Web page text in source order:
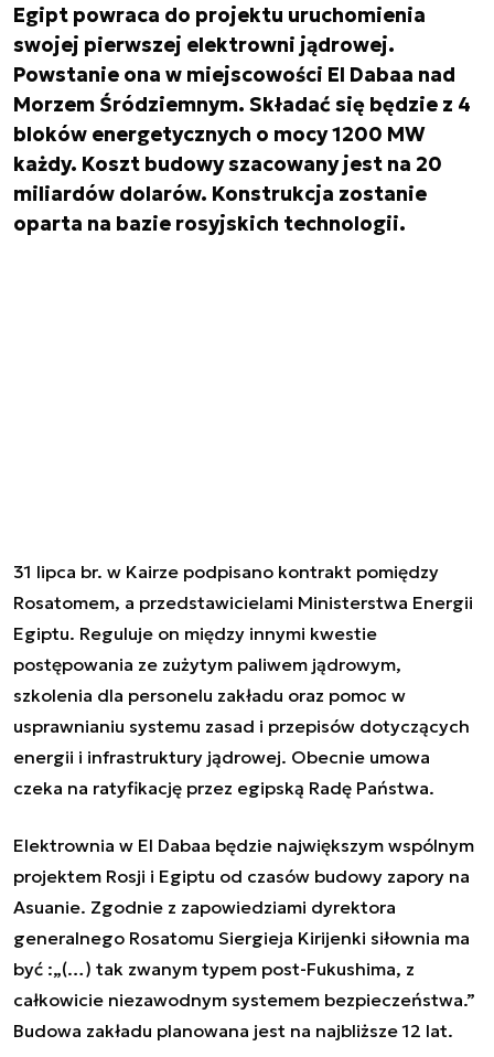
Egipt powraca do projektu uruchomienia
swojej pierwszej elektrowni jądrowej.
Powstanie ona w miejscowości El Dabaa nad
Morzem Śródziemnym. Składać się będzie z 4
bloków energetycznych o mocy 1200 MW
każdy. Koszt budowy szacowany jest na 20
miliardów dolarów. Konstrukcja zostanie
oparta na bazie rosyjskich technologii.
31 lipca br. w Kairze podpisano kontrakt pomiędzy
Rosatomem, a przedstawicielami Ministerstwa Energii
Egiptu. Reguluje on między innymi kwestie
postępowania ze zużytym paliwem jądrowym,
szkolenia dla personelu zakładu oraz pomoc w
usprawnianiu systemu zasad i przepisów dotyczących
energii i infrastruktury jądrowej. Obecnie umowa
czeka na ratyfikację przez egipską Radę Państwa.
Elektrownia w El Dabaa będzie największym wspólnym
projektem Rosji i Egiptu od czasów budowy zapory na
Asuanie. Zgodnie z zapowiedziami dyrektora
generalnego Rosatomu Siergieja Kirijenki siłownia ma
być :„(…) tak zwanym typem post-Fukushima, z
całkowicie niezawodnym systemem bezpieczeństwa.”
Budowa zakładu planowana jest na najbliższe 12 lat.